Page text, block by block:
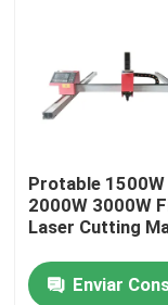
Inicio
Protable 1500W
2000W 3000W
Laser Cutting
Enviar